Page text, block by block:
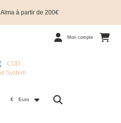
à partir de 200€
Mon compte
€ Euro